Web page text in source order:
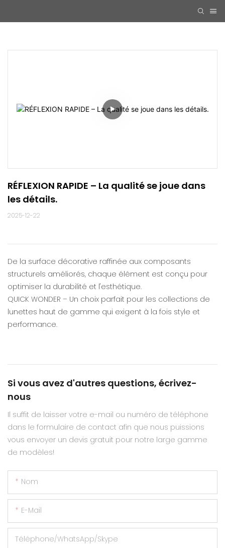
RÉFLEXION RAPIDE – La qualité se joue dans
les détails.
2025-12-22
De la surface décorative raffinée aux composants
structurels améliorés, chaque élément est conçu pour
optimiser la durabilité et l'esthétique.
QUICK WONDER – Un choix parfait pour les collections de
lunettes haut de gamme qui exigent à la fois style et
performance.
Si vous avez d'autres questions, écrivez-
nous
Il suffit de laisser votre e-mail ou numéro de téléphone
dans le formulaire de contact afin que nous puissions
vous envoyer un devis gratuit pour notre large gamme
de modèles!
Nom
E-Mail
Téléphone/WhatsApp/Skype